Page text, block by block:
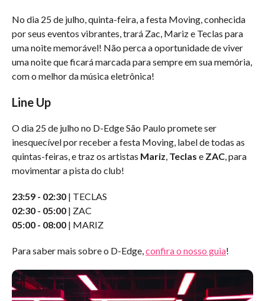
No dia 25 de julho, quinta-feira, a festa Moving, conhecida
por seus eventos vibrantes, trará Zac, Mariz e Teclas para
uma noite memorável! Não perca a oportunidade de viver
uma noite que ficará marcada para sempre em sua memória,
com o melhor da música eletrônica!
Line Up
O dia 25 de julho no D-Edge São Paulo promete ser
inesquecível por receber a festa Moving, label de todas as
quintas-feiras, e traz os artistas Mariz, Teclas e ZAC, para
movimentar a pista do club!
23:59 - 02:30 | TECLAS
02:30 - 05:00 | ZAC
05:00 - 08:00 | MARIZ
Para saber mais sobre o D-Edge,confira o nosso guia!